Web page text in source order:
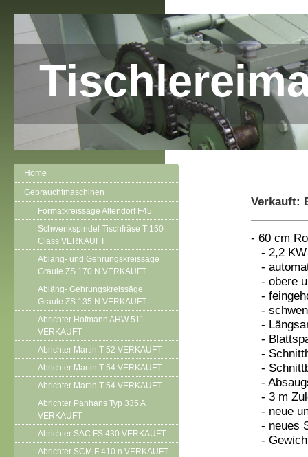
Verkauft:
- 60 cm
- 2,2 KW
-
- obere
-
-
-
-
-
-
-
- 3 m
- neue
- neues
-
Home
Gebrauchtmaschinen
Formatkreissäge Altendorf F45
Schwenkspindel Tischfräse T 150
Class VERKAUFT
Abläng- und Gehrungskreissäge
Graule ZS 170 N VERKAUFT
Abläng- Gehrungskreissäge
Graule ZS 135 N VERKAUFT
Abrichter Hofmann AHW 511
VERKAUFT
Abrichter Martin T 52 VERKAUFT
Abrichter Martin T 54 VERKAUFT
Abrichter Martin T 54 VERKAUFT
Abrichter Panhans Typ 335 A
VERKAUFT
Abrichter SAC FS 430 VERKAUFT
Abrichter SCM F 410 n VERKAUFT